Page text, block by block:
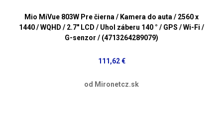
Mio MiVue 803W Pre čierna / Kamera do auta / 2560 x
1440 / WQHD / 2.7" LCD / Uhol záberu 140 ° / GPS / Wi-Fi /
G-senzor / (4713264289079)
111,62 €
od Mironetcz.sk